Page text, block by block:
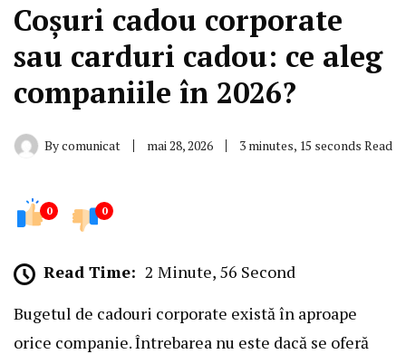
Coșuri cadou corporate
sau carduri cadou: ce aleg
companiile în 2026?
Bycomunicat mai 28, 2026 3 minutes, 15 seconds Read
0 0
Read Time: 2 Minute, 56 Second
Bugetul de cadouri corporate există în aproape
orice companie. Întrebarea nu este dacă se oferă